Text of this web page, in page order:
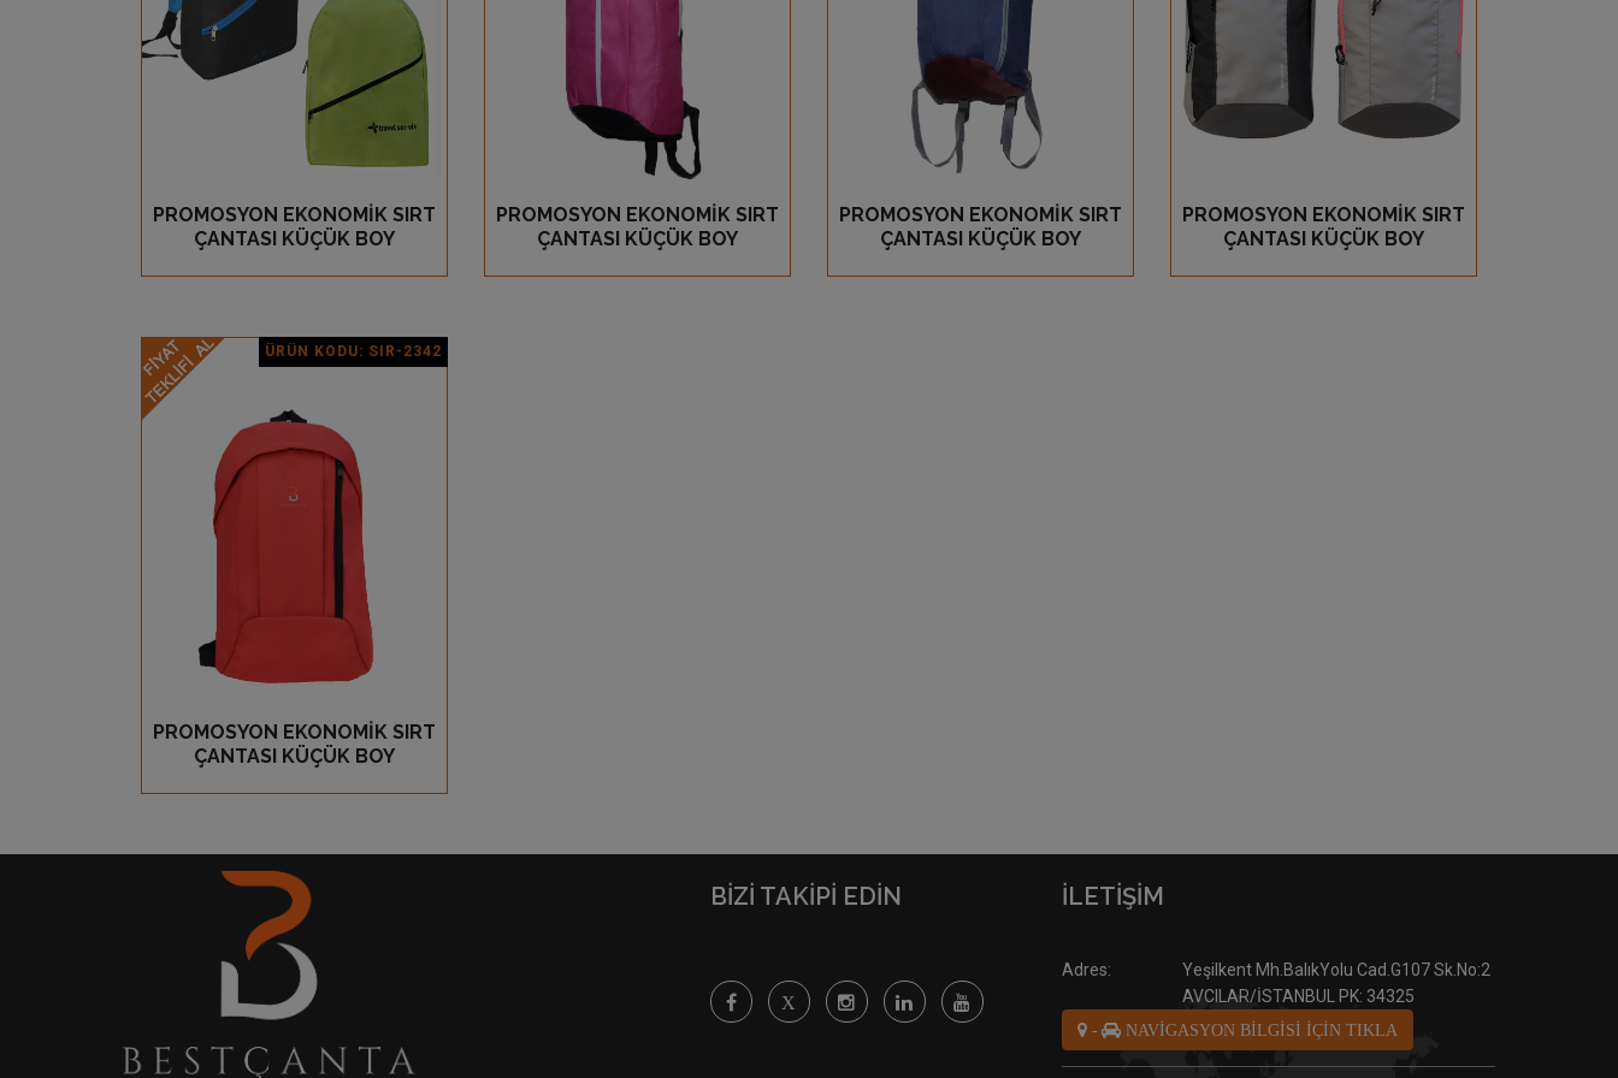
GÖZ AT
PROMOSYON EKONOMİK SIRT
ÇANTASI KÜÇÜK BOY
GÖZ AT
PROMOSYON EKONOMİK SIRT
ÇANTASI KÜÇÜK BOY
GÖZ AT
PROMOSYON EKONOMİK SIRT
ÇANTASI KÜÇÜK BOY
GÖZ AT
PROMOSYON EKONOMİK SIRT
ÇANTASI KÜÇÜK BOY
ÜRÜN KODU: SIR-2342
GÖZ AT
Ürün Detay
PROMOSYON EKONOMİK SIRT
ÇANTASI KÜÇÜK BOY
BİZİ TAKİPİ EDİN İLETİŞİM
Adres:
Yeşilkent Mh.BalıkYolu Cad.G107 Sk.No:2
AVCILAR/İSTANBUL PK: 34325
- NAVİGASYON BİLGİSİ İÇİN TIKLA